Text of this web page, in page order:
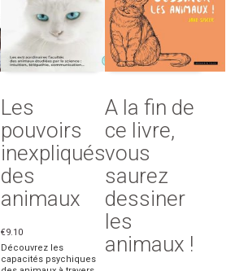
Les
pouvoirs
inexpliqués
des
animaux
€9.10
Découvrez les
capacités psychiques
A la fin de
ce livre,
vous
saurez
dessiner
les
animaux !